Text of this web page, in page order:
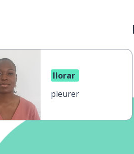
llorar
pleurer